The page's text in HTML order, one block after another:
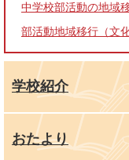
中学校部活動の地域
部活動地域移行（文
学校紹介
おたより